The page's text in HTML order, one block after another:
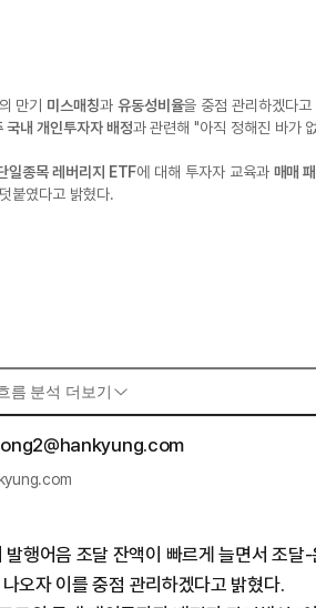
만기 미스매칭과 유동성비율을 중점 관리하겠다고
국내 개인투자자 배정과 관련해 "아직 정해진 바가
일종목 레버리지 ETF에 대해 투자자 교육과 매매
붙였다고 밝혔다.
름 분석 더보기
행어음 조달 잔액이 빠르게 늘면서 조달-
오자 이를 중점 관리하겠다고 밝혔다.